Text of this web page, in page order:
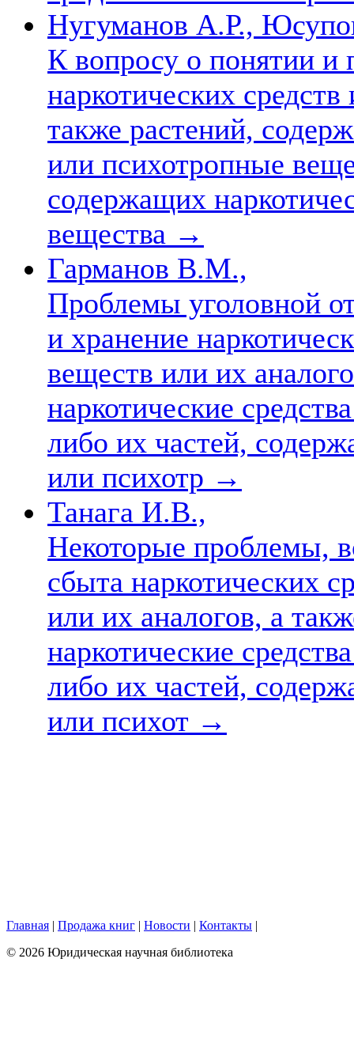
Нугуманов А.Р.,
К вопросу о понятии и
наркотических
также растений,
или психотропные
содержащих
вещества →
Гарманов В.М.,
Проблемы уголовной
и хранение
веществ или их
наркотические
либо их частей,
или психотр →
Танага И.В.,
Некоторые проблемы,
сбыта наркотических
или их аналогов, а
наркотические
либо их частей,
или психот →
Главная | Продажа книг | Новости | Контакты |
© 2026 Юридическая научная библиотека